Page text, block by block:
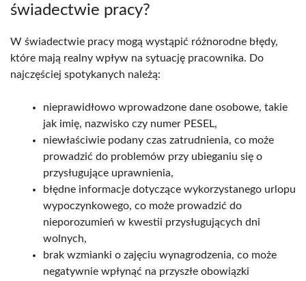
świadectwie pracy?
W świadectwie pracy mogą wystąpić różnorodne błędy,
które mają realny wpływ na sytuację pracownika. Do
najczęściej spotykanych należą:
nieprawidłowo wprowadzone dane osobowe, takie
jak imię, nazwisko czy numer PESEL,
niewłaściwie podany czas zatrudnienia, co może
prowadzić do problemów przy ubieganiu się o
przysługujące uprawnienia,
błędne informacje dotyczące wykorzystanego urlopu
wypoczynkowego, co może prowadzić do
nieporozumień w kwestii przysługujących dni
wolnych,
brak wzmianki o zajęciu wynagrodzenia, co może
negatywnie wpłynąć na przyszłe obowiązki